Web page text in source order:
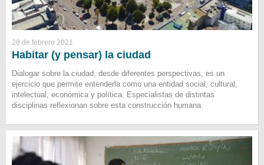
28 de febrero 2021
Habitar (y pensar) la ciudad
Dialogar sobre la ciudad, desde diferentes perspectivas, es un
ejercicio que permite entenderla como una entidad social, cultural,
intelectual, económica y política. Especialistas de distintas
disciplinas reflexionan sobre esta construcción humana.